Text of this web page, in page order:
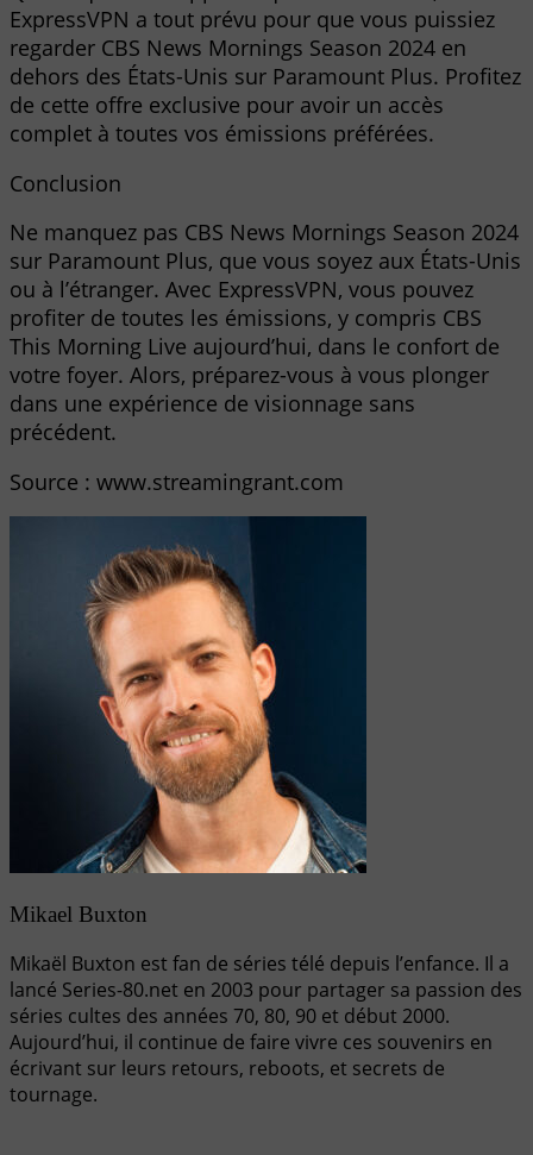
ExpressVPN a tout prévu pour que vous puissiez
regarder CBS News Mornings Season 2024 en
dehors des États-Unis sur Paramount Plus. Profitez
de cette offre exclusive pour avoir un accès
complet à toutes vos émissions préférées.
Conclusion
Ne manquez pas CBS News Mornings Season 2024
sur Paramount Plus, que vous soyez aux États-Unis
ou à l’étranger. Avec ExpressVPN, vous pouvez
profiter de toutes les émissions, y compris CBS
This Morning Live aujourd’hui, dans le confort de
votre foyer. Alors, préparez-vous à vous plonger
dans une expérience de visionnage sans
précédent.
Source : www.streamingrant.com
Mikael Buxton
Mikaël Buxton est fan de séries télé depuis l’enfance. Il a
lancé Series-80.net en 2003 pour partager sa passion des
séries cultes des années 70, 80, 90 et début 2000.
Aujourd’hui, il continue de faire vivre ces souvenirs en
écrivant sur leurs retours, reboots, et secrets de
tournage.